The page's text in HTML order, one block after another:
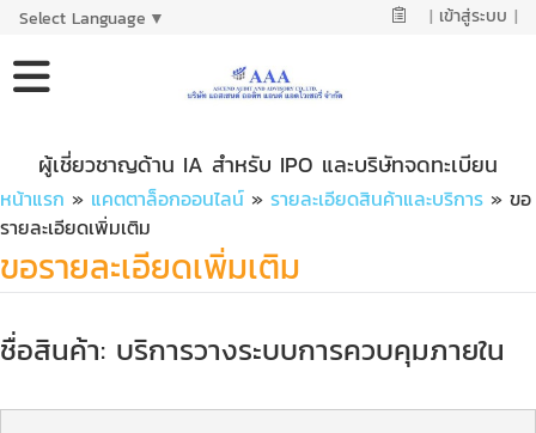
Select Language ▼ | เข้าสู่ระบบ |
ผู้เชี่ยวชาญด้าน IA สำหรับ IPO และบริษัทจดทะเบียน
หน้าแรก » แคตตาล็อกออนไลน์ » รายละเอียดสินค้าและบริการ » ขอ
รายละเอียดเพิ่มเติม
ขอรายละเอียดเพิ่มเติม
ชื่อสินค้า: บริการวางระบบการควบคุมภายใน